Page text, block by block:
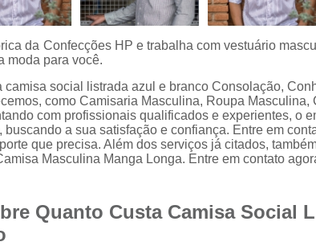
Camisas
sociais
curta
Camisas
sociais
manga
longa
Camisas
sociais
Camisas
sociais
Camisa Masculina
Camisa Slim Fit
Camisa Social Slim
Camisa
da Confecções HP e trabalha com vestuário
moda para você.
camisa social listrada azul e branco Consolação,
como Camisaria Masculina, Roupa Masculina,
com profissionais qualificados e experientes, o
a sua satisfação e confiança. Entre em
que precisa. Além dos serviços já citados,
Masculina Manga Longa. Entre em contato
Quanto Custa Camisa Social